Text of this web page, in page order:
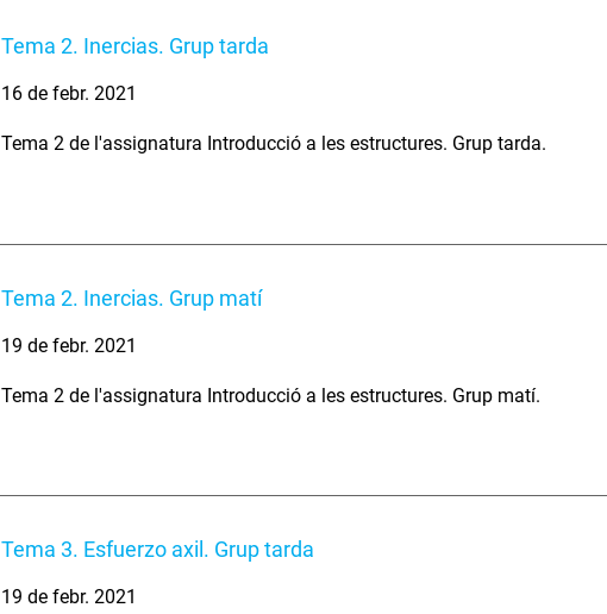
Tema 2. Inercias. Grup tarda
16 de febr. 2021
Tema 2 de l'assignatura Introducció a les estructures. Grup tarda.
Tema 2. Inercias. Grup matí
19 de febr. 2021
Tema 2 de l'assignatura Introducció a les estructures. Grup matí.
Tema 3. Esfuerzo axil. Grup tarda
19 de febr. 2021